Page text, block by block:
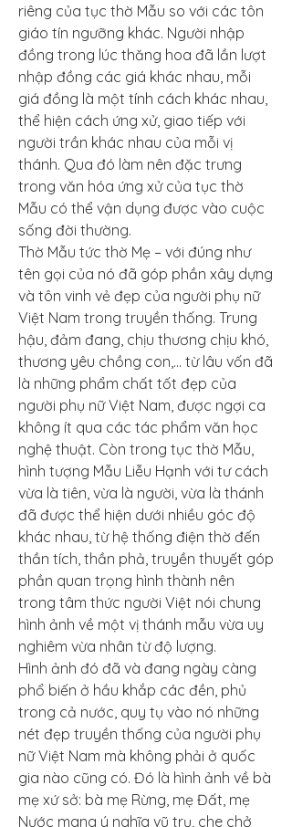
riêng của tục thờ Mẫu so với các tôn
giáo tín ngưỡng khác. Người nhập
đồng trong lúc thăng hoa đã lần lượt
nhập đồng các giá khác nhau, mỗi
giá đồng là một tính cách khác nhau,
thể hiện cách ứng xử, giao tiếp với
người trần khác nhau của mỗi vị
thánh. Qua đó làm nên đặc trưng
trong văn hóa ứng xử của tục thờ
Mẫu có thể vận dụng được vào cuộc
sống đời thường.
Thờ Mẫu tức thờ Mẹ – với đúng như
tên gọi của nó đã góp phần xây dựng
và tôn vinh vẻ đẹp của người phụ nữ
Việt Nam trong truyền thống. Trung
hậu, đảm đang, chịu thương chịu khó,
thương yêu chồng con,… từ lâu vốn đã
là những phẩm chất tốt đẹp của
người phụ nữ Việt Nam, được ngợi ca
không ít qua các tác phẩm văn học
nghệ thuật. Còn trong tục thờ Mẫu,
hình tượng Mẫu Liễu Hạnh với tư cách
vừa là tiên, vừa là người, vừa là thánh
đã được thể hiện dưới nhiều góc độ
khác nhau, từ hệ thống điện thờ đến
thần tích, thần phả, truyền thuyết góp
phần quan trọng hình thành nên
trong tâm thức người Việt nói chung
hình ảnh về một vị thánh mẫu vừa uy
nghiêm vừa nhân từ độ lượng.
Hình ảnh đó đã và đang ngày càng
phổ biến ở hầu khắp các đền, phủ
trong cả nước, quy tụ vào nó những
nét đẹp truyền thống của người phụ
nữ Việt Nam mà không phải ở quốc
gia nào cũng có. Đó là hình ảnh về bà
mẹ xứ sở: bà mẹ Rừng, mẹ Đất, mẹ
Nước mang ý nghĩa vũ trụ, che chở